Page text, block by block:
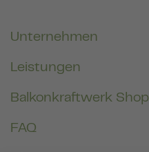
Unternehmen
Leistungen
Balkonkraftwerk Shop
FAQ